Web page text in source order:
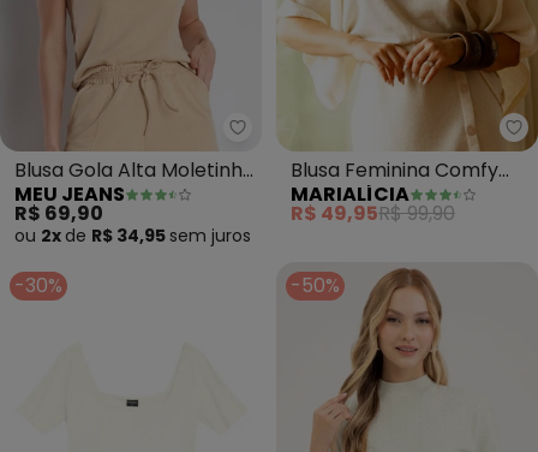
Meu Jeans - Blusa Gola Alta
Blusa Gola Alta Moletinho
(Cappuccino)
MEU JEANS
R$ 69,90
ou 2x de R$ 34,95 sem juros
Blusa Feminina Comfy
Manga Morcego (Bege)
MARIALÍCIA
R$ 49,95R$ 99,90
-30% -50%